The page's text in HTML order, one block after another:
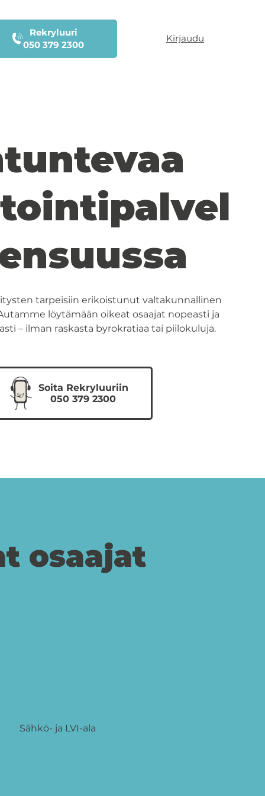
Rekryluuri
050 379 2300
Kirjaudu
tarpeisiin erikoistunut valtakunnallinen
löytämään oikeat osaajat nopeasti ja
– ilman raskasta byrokratiaa tai piilokuluja.
Soita Rekryluuriin
050 379 2300
osaajat
Sähkö- ja LVI-ala